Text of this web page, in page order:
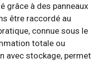
grâce à des panneaux
être raccordé au
connue sous le
totale ou
avec stockage, permet